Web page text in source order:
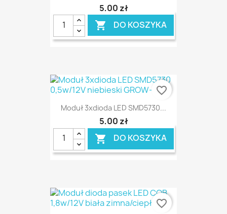
5,00 zł
 DO KOSZYKA
Moduł 3xdioda LED SMD5730...
5,00 zł
 DO KOSZYKA
favorite_border
favorite_border